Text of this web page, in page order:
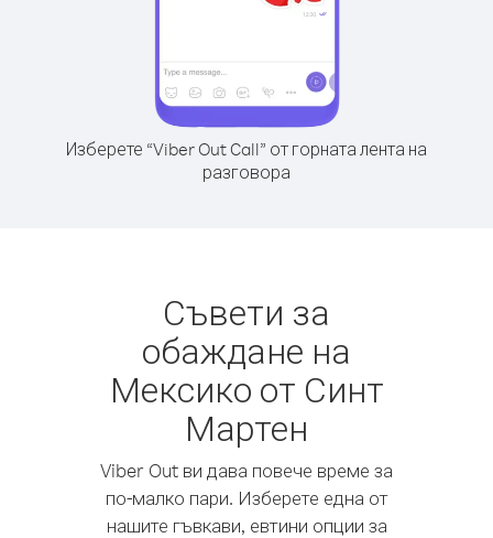
Изберете “Viber Out Call” от горната лента на
разговора
Съвети за
обаждане на
Мексико от Синт
Мартен
Viber Out ви дава повече време за
по-малко пари. Изберете една от
нашите гъвкави, евтини опции за